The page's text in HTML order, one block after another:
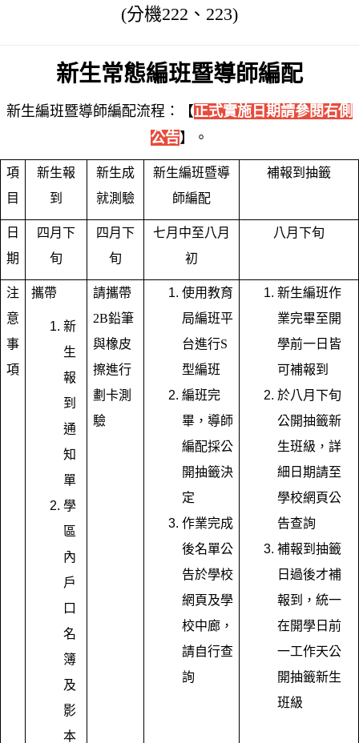
(分機222、223)
新生常態編班暨導師編配
新生編班暨導師編配流程：【正式實施日期請參閱右側
公告】。
項
目
新生報
到
新生成
就測驗
新生編班暨導
師編配
補報到抽籤
日
期
四月下
旬
四月下
旬
七月中至八月
初
八月下旬
注
意
事
項
攜帶
新
生
報
到
通
知
單
學
區
內
戶
口
名
簿
及
影
本
請攜帶
2B鉛筆
與橡皮
擦進行
劃卡測
驗
使用教育
局編班平
台進行S
型編班
編班完
畢，導師
編配採公
開抽籤決
定
作業完成
後名單公
告於學校
網頁及學
校中廊，
請自行查
詢
新生編班作
業完畢至開
學前一日皆
可補報到
於八月下旬
公開抽籤新
生班級，詳
細日期請至
學校網頁公
告查詢
補報到抽籤
日過後才補
報到，統一
在開學日前
一工作天公
開抽籤新生
班級